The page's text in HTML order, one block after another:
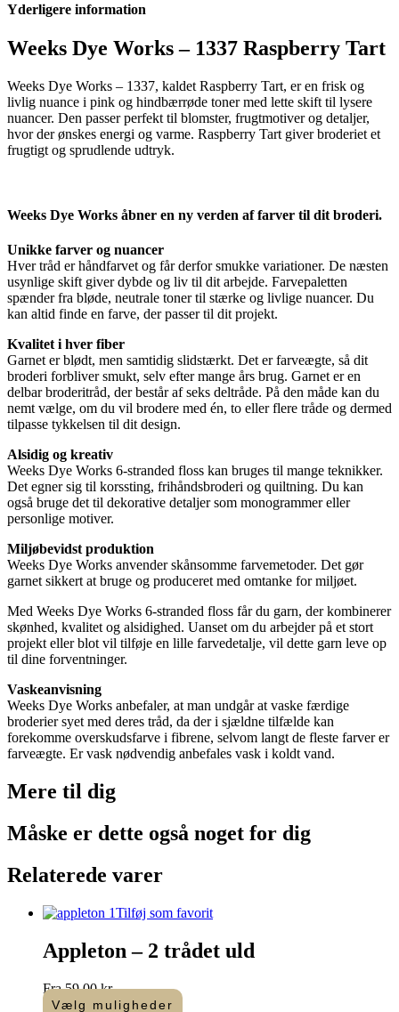
1337
Yderligere information
Weeks Dye Works – 1337 Raspberry Tart
Weeks Dye Works – 1337, kaldet Raspberry Tart, er en frisk og
livlig nuance i pink og hindbærrøde toner med lette skift til lysere
nuancer. Den passer perfekt til blomster, frugtmotiver og detaljer,
hvor der ønskes energi og varme. Raspberry Tart giver broderiet et
frugtigt og sprudlende udtryk.
Weeks Dye Works åbner en ny verden af farver til dit broderi.
Unikke farver og nuancer
Hver tråd er håndfarvet og får derfor smukke variationer. De næsten
usynlige skift giver dybde og liv til dit arbejde. Farvepaletten
spænder fra bløde, neutrale toner til stærke og livlige nuancer. Du
kan altid finde en farve, der passer til dit projekt.
Kvalitet i hver fiber
Garnet er blødt, men samtidig slidstærkt. Det er farveægte, så dit
broderi forbliver smukt, selv efter mange års brug. Garnet er en
delbar broderitråd, der består af seks deltråde. På den måde kan du
nemt vælge, om du vil brodere med én, to eller flere tråde og dermed
tilpasse tykkelsen til dit design.
Alsidig og kreativ
Weeks Dye Works 6-stranded floss kan bruges til mange teknikker.
Det egner sig til korssting, frihåndsbroderi og quiltning. Du kan
også bruge det til dekorative detaljer som monogrammer eller
personlige motiver.
Miljøbevidst produktion
Weeks Dye Works anvender skånsomme farvemetoder. Det gør
garnet sikkert at bruge og produceret med omtanke for miljøet.
Med Weeks Dye Works 6-stranded floss får du garn, der kombinerer
skønhed, kvalitet og alsidighed. Uanset om du arbejder på et stort
projekt eller blot vil tilføje en lille farvedetalje, vil dette garn leve op
til dine forventninger.
Vaskeanvisning
Weeks Dye Works anbefaler, at man undgår at vaske færdige
broderier syet med deres tråd, da der i sjældne tilfælde kan
forekomme overskudsfarve i fibrene, selvom langt de fleste farver er
farveægte. Er vask nødvendig anbefales vask i koldt vand.
Mere til dig
Måske er dette også noget for dig
Relaterede varer
Tilføj som favorit
Appleton – 2 trådet uld
Fra59,00kr.
Vælg muligheder